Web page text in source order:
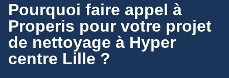
Pourquoi faire appel à
Properis pour votre projet
de nettoyage à Hyper
centre Lille ?